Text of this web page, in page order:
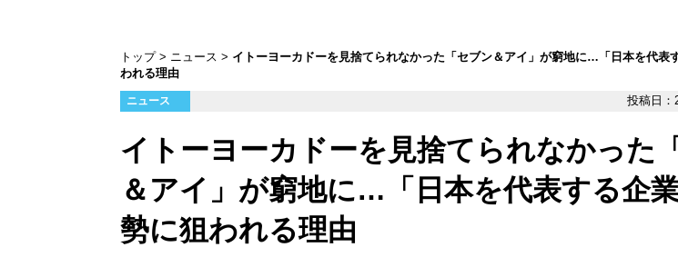
トップ ニュース
イトーヨーカドーを見捨てられなかった「セブン＆アイ」が窮地に…「日本を代表
われる理由
ニュース 投稿日：
イトーヨーカドーを見捨てられなかった
＆アイ」が窮地に…「日本を代表する企
勢に狙われる理由